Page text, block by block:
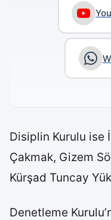
Disiplin Kurulu ise
Çakmak, Gizem
Kürşad Tuncay
Denetleme